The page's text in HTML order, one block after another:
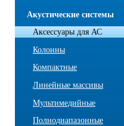
Акустические системы
Аксессуары для АС
Колонны
Компактные
Линейные массивы
Мультимедийные
Полнодиапазонные